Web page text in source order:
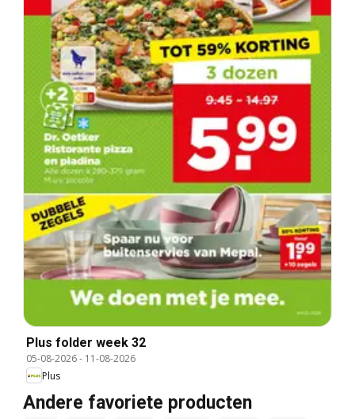
Plus folder week 32
05-08-2026- 11-08-2026
Plus
Andere favoriete producten